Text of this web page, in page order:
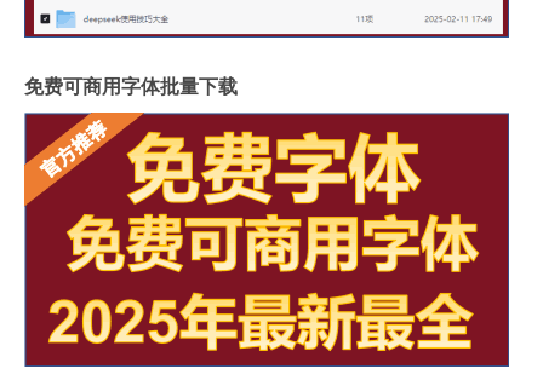
免费可商用字体批量下载